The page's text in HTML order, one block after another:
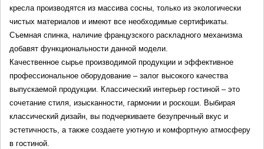
кресла производятся из массива сосны, только из экологически
чистых материалов и имеют все необходимые сертификаты.
Съемная спинка, наличие французского раскладного механизма
добавят функциональности данной модели.
Качественное сырье производимой продукции и эффективное
профессиональное оборудование – залог высокого качества
выпускаемой продукции. Классический интерьер гостиной – это
сочетание стиля, изысканности, гармонии и роскоши. Выбирая
классический дизайн, вы подчеркиваете безупречный вкус и
эстетичность, а также создаете уютную и комфортную атмосферу
в гостиной.